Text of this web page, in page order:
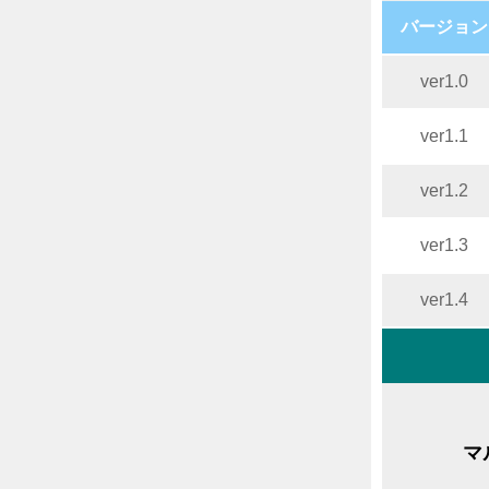
バージョン
ver1.0
ver1.1
ver1.2
ver1.3
ver1.4
マ